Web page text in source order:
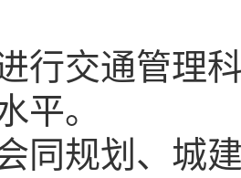
行交通管理
平。
同规划、城